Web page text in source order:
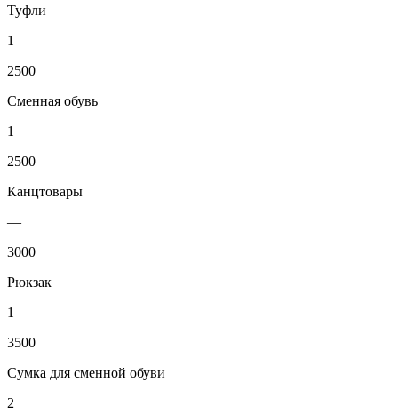
Туфли
1
2500
Сменная обувь
1
2500
Канцтовары
—
3000
Рюкзак
1
3500
Сумка для сменной обуви
2